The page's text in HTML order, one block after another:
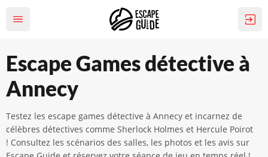
Escape Games détective à
Annecy
Testez les escape games détective à Annecy et incarnez de
célèbres détectives comme Sherlock Holmes et Hercule Poirot
! Consultez les scénarios des salles, les photos et les avis sur